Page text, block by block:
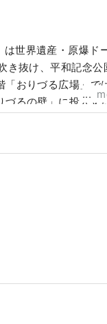
世界遺産・原爆ド
き抜け、平和記念公
おりづる広場」で
づるの壁」に投入す
扱う物産館と広島の